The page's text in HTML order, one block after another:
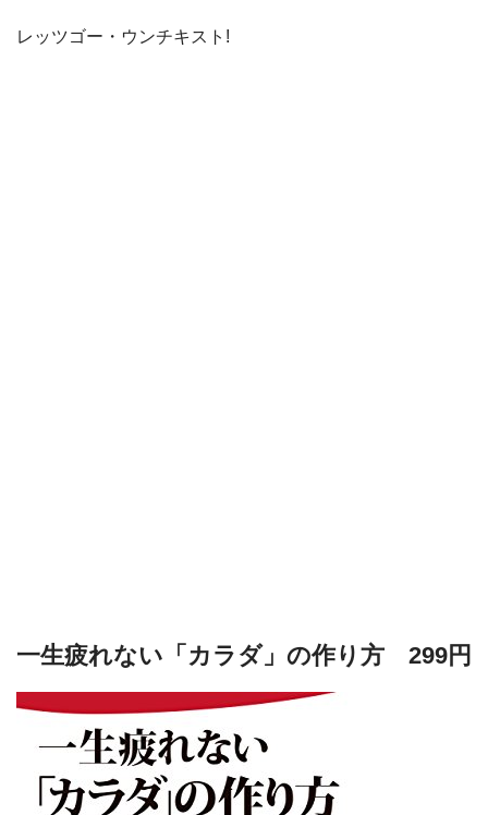
レッツゴー・ウンチキスト!
一生疲れない「カラダ」の作り方 299円